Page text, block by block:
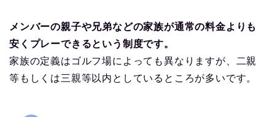
メンバーの親子や兄弟などの家族が通常の料金よりも
安くプレーできるという制度です。
家族の定義はゴルフ場によっても異なりますが、二親
等もしくは三親等以内としているところが多いです。